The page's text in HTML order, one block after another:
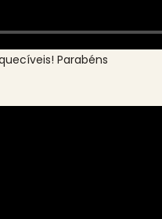
Parabéns